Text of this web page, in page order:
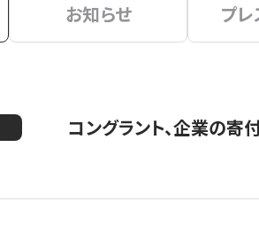
お知らせ プレ
コングラント、企業の